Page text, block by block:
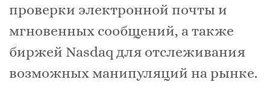
проверки электронной почты и
мгновенных сообщений, а также
биржей Nasdaq для отслеживания
возможных манипуляций на рынке.